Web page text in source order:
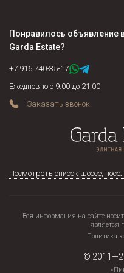
Понравилось объявление
Garda Estate?
+7 916 740-35-17
Ежедневно с 9:00 до 21:00
Заказать звонок
Посмотреть список шоссе,
Вся информация на сайте
является
Политика
©